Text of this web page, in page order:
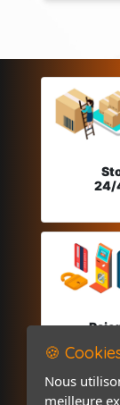
24/
🍪
Nous
meilleure